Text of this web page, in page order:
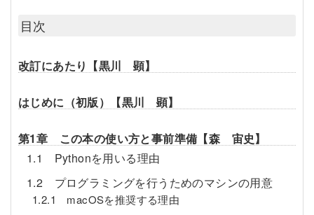
目次
改訂にあたり【黒川 顕】
はじめに（初版）【黒川 顕】
第1章 この本の使い方と事前準備【森 宙史】
1.1 Pythonを用いる理由
1.2 プログラミングを行うためのマシンの用意
1.2.1 macOSを推奨する理由